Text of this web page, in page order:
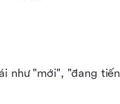
như "mới", "đang tiến